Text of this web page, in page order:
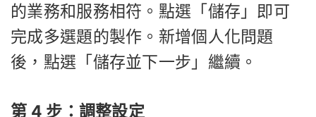
的業務和服務相符。點選「儲存」即可
完成多選題的製作。新增個人化問題
後，點選「儲存並下一步」繼續。
第 4 步：調整設定